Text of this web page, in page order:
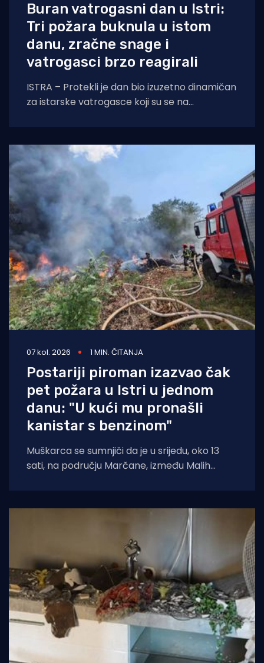
Buran vatrogasni dan u Istri:
Tri požara buknula u istom
danu, zračne snage i
vatrogasci brzo reagirali
ISTRA – Protekli je dan bio izuzetno dinamičan
za istarske vatrogasce koji su se na
07 kol. 2026 1 MIN. ČITANJA
Postariji piroman izazvao čak
pet požara u Istri u jednom
danu: "U kući mu pronašli
kanistar s benzinom"
Muškarca se sumnjiči da je u srijedu, oko 13
sati, na području Marčane, između Malih